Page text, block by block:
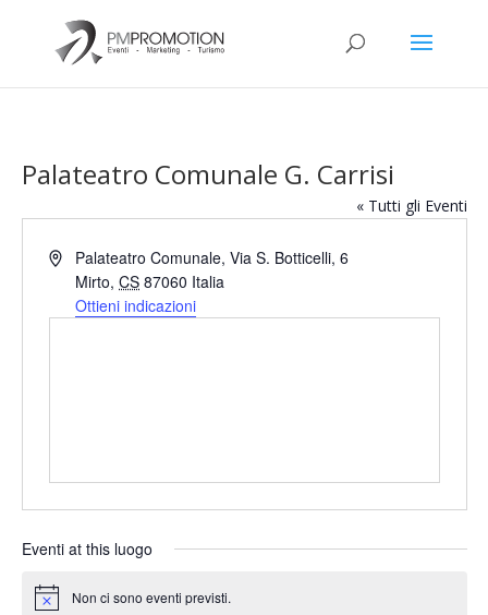
Palateatro Comunale G. Carrisi
« Tutti gli Eventi
IndirizzoPalateatro Comunale, Via S. Botticelli, 6
Mirto, CS 87060 Italia
Ottieni indicazioni
Eventi at this luogo
Notice Non ci sono eventi previsti.